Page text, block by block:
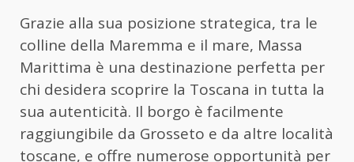
Grazie alla sua posizione strategica, tra le
colline della Maremma e il mare, Massa
Marittima è una destinazione perfetta per
chi desidera scoprire la Toscana in tutta la
sua autenticità. Il borgo è facilmente
raggiungibile da Grosseto e da altre località
toscane, e offre numerose opportunità per